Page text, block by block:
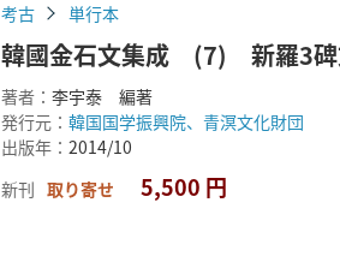
考古 単行本
韓國金石文集成 (7) 新羅3
著者： 李宇泰 編著
発行元： 韓国国学振興院、青溟文化財団
出版年： 2014/10
新刊 取り寄せ 5,500 円